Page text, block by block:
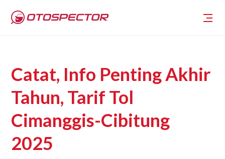
Catat, Info Penting Akhir
Tahun, Tarif Tol
Cimanggis-Cibitung
2025